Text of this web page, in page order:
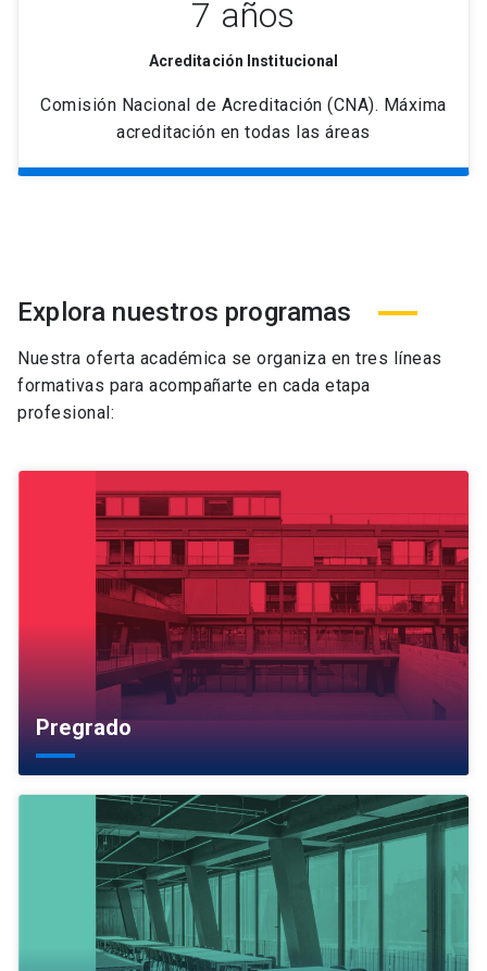
7 años
Acreditación Institucional
Comisión Nacional de Acreditación (CNA). Máxima
acreditación en todas las áreas
Explora nuestros programas
Nuestra oferta académica se organiza en tres líneas
formativas para acompañarte en cada etapa
profesional:
Pregrado